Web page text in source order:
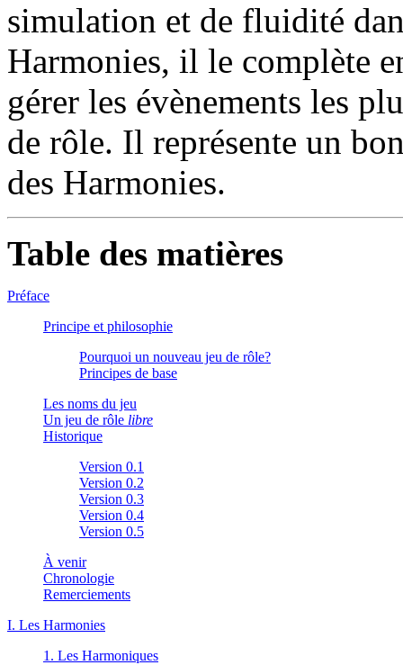
simulation et de fluidité
Harmonies, il le complète
gérer les évènements les
de rôle. Il représente un
des Harmonies.
Table des matières
Préface
Principe et philosophie
Pourquoi un nouveau jeu de rôle?
Principes de base
Les noms du jeu
Un jeu de rôle libre
Historique
Version 0.1
Version 0.2
Version 0.3
Version 0.4
Version 0.5
À venir
Chronologie
Remerciements
I. Les Harmonies
1. Les Harmoniques